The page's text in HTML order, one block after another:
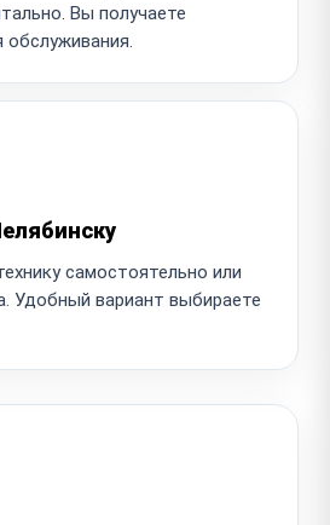
Вы получаете
самостоятельно или
Удобный вариант выбираете